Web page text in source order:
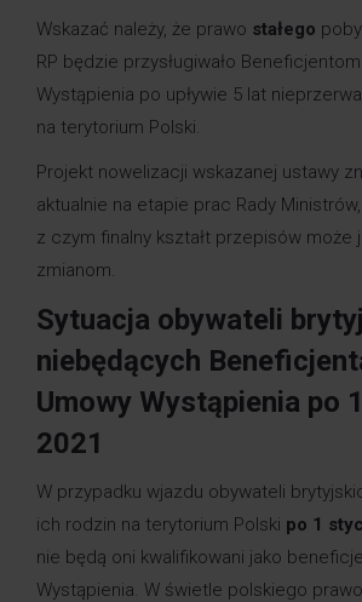
Wskazać należy, że prawo stałego
RP będzie przysługiwało
Wystąpienia po upływie 5 lat
na terytorium Polski.
Projekt nowelizacji wskazanej ustawy
aktualnie na etapie prac Rady
z czym finalny kształt przepisów może
zmianom.
Sytuacja obywateli
niebędących
Umowy Wystąpienia po
2021
W przypadku wjazdu obywateli
ich rodzin na terytorium Polski po 1
nie będą oni kwalifikowani jako
Wystąpienia. W świetle polskiego